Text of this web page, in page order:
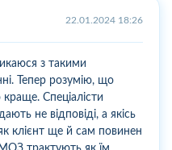
22.01.2024 18:26
з такими
Тепер розумію, що
Спеціалісти
не відповіді, а якісь
клієнт ще й сам повинен